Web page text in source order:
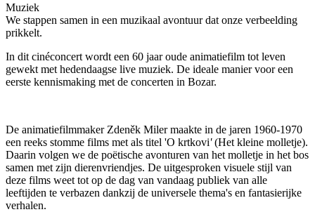
Muziek
We stappen samen in een muzikaal avontuur dat onze verbeelding
prikkelt.
In dit cinéconcert wordt een 60 jaar oude animatiefilm tot leven
gewekt met hedendaagse live muziek. De ideale manier voor een
eerste kennismaking met de concerten in Bozar.
De animatiefilmmaker Zdeněk Miler maakte in de jaren 1960-1970
een reeks stomme films met als titel 'O krtkovi'(Het kleine molletje).
Daarin volgen we de poëtische avonturen van het molletje in het bos
samen met zijn dierenvriendjes. De uitgesproken visuele stijl van
deze films weet tot op de dag van vandaag publiek van alle
leeftijden te verbazen dankzij de universele thema's en fantasierijke
verhalen.